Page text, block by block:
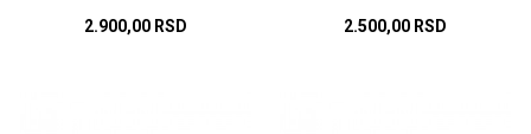
2.900,00 RSD 2.500,00 RSD